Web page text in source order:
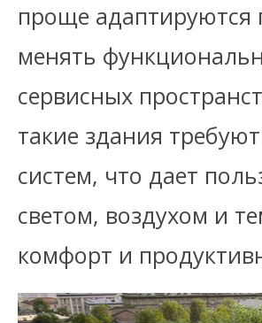
проще адаптируются
менять
сервисных
такие здания
систем, что дает
светом, воздухом и
комфорт и